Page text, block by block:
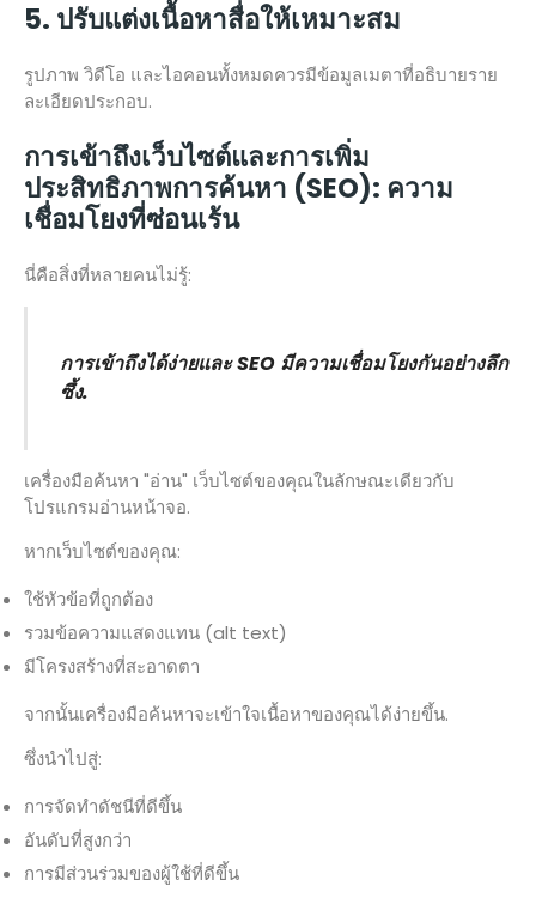
5. ปรับแต่งเนื้อหาสื่อให้เหมาะสม
รูปภาพ วิดีโอ และไอคอนทั้งหมดควรมีข้อมูลเมตาที่อธิบายราย
ละเอียดประกอบ.
การเข้าถึงเว็บไซต์และการเพิ่ม
ประสิทธิภาพการค้นหา (SEO): ความ
เชื่อมโยงที่ซ่อนเร้น
นี่คือสิ่งที่หลายคนไม่รู้:
การเข้าถึงได้ง่ายและ SEO มีความเชื่อมโยงกันอย่างลึก
ซึ้ง.
เครื่องมือค้นหา "อ่าน" เว็บไซต์ของคุณในลักษณะเดียวกับ
โปรแกรมอ่านหน้าจอ.
หากเว็บไซต์ของคุณ:
ใช้หัวข้อที่ถูกต้อง
รวมข้อความแสดงแทน (alt text)
มีโครงสร้างที่สะอาดตา
จากนั้นเครื่องมือค้นหาจะเข้าใจเนื้อหาของคุณได้ง่ายขึ้น.
ซึ่งนำไปสู่:
การจัดทำดัชนีที่ดีขึ้น
อันดับที่สูงกว่า
การมีส่วนร่วมของผู้ใช้ที่ดีขึ้น